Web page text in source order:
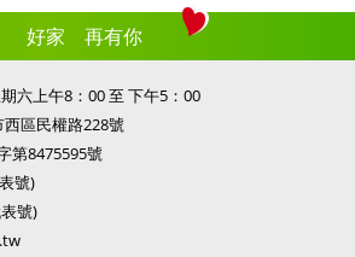
好家 再有你
六上午8：00 至 下午5：00
區民權路228號
第8475595號
號)
號)